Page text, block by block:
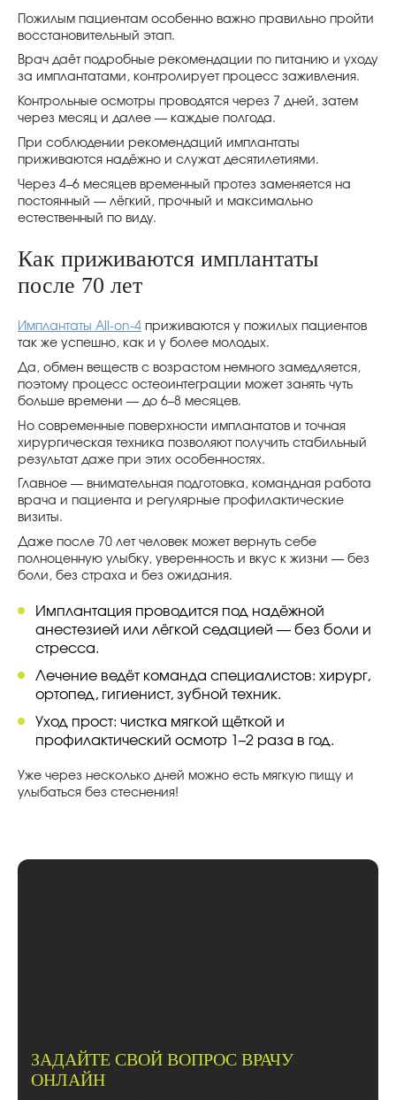
Пожилым пациентам особенно важно правильно пройти
восстановительный этап.
Врач даёт подробные рекомендации по питанию и уходу
за имплантатами, контролирует процесс заживления.
Контрольные осмотры проводятся через 7 дней, затем
через месяц и далее — каждые полгода.
При соблюдении рекомендаций имплантаты
приживаются надёжно и служат десятилетиями.
Через 4–6 месяцев временный протез заменяется на
постоянный — лёгкий, прочный и максимально
естественный по виду.
Как приживаются имплантаты
после 70 лет
Имплантаты All-on-4 приживаются у пожилых пациентов
так же успешно, как и у более молодых.
Да, обмен веществ с возрастом немного замедляется,
поэтому процесс остеоинтеграции может занять чуть
больше времени — до 6–8 месяцев.
Но современные поверхности имплантатов и точная
хирургическая техника позволяют получить стабильный
результат даже при этих особенностях.
Главное — внимательная подготовка, командная работа
врача и пациента и регулярные профилактические
визиты.
Даже после 70 лет человек может вернуть себе
полноценную улыбку, уверенность и вкус к жизни — без
боли, без страха и без ожидания.
Имплантация проводится под надёжной
анестезией или лёгкой седацией — без боли и
стресса.
Лечение ведёт команда специалистов: хирург,
ортопед, гигиенист, зубной техник.
Уход прост: чистка мягкой щёткой и
профилактический осмотр 1–2 раза в год.
Уже через несколько дней можно есть мягкую пищу и
улыбаться без стеснения!
ЗАДАЙТЕ СВОЙ ВОПРОС ВРАЧУ
ОНЛАЙН